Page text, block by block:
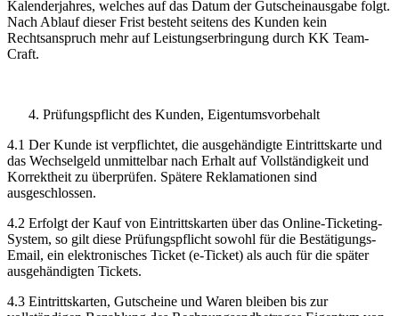
Kalenderjahres, welches auf das Datum der Gutscheinausgabe folgt.
Nach Ablauf dieser Frist besteht seitens des Kunden kein
Rechtsanspruch mehr auf Leistungserbringung durch KK Team-
Craft.
Prüfungspflicht des Kunden, Eigentumsvorbehalt
4.1 Der Kunde ist verpflichtet, die ausgehändigte Eintrittskarte und
das Wechselgeld unmittelbar nach Erhalt auf Vollständigkeit und
Korrektheit zu überprüfen. Spätere Reklamationen sind
ausgeschlossen.
4.2 Erfolgt der Kauf von Eintrittskarten über das Online-Ticketing-
System, so gilt diese Prüfungspflicht sowohl für die Bestätigungs-
Email, ein elektronisches Ticket (e-Ticket) als auch für die später
ausgehändigten Tickets.
4.3 Eintrittskarten, Gutscheine und Waren bleiben bis zur